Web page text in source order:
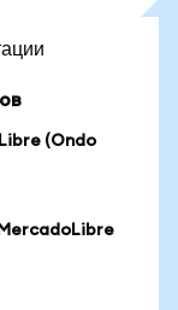
(Ondo